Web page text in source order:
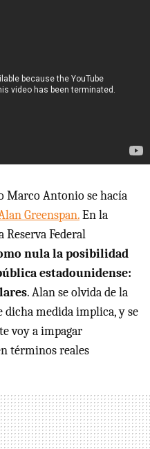
Marco Antonio se hacía
Greenspan.En la
Reserva Federal
nula la posibilidad
estadounidense:
. Alan se olvida de la
medida implica, y se
voy a impagar
términos reales